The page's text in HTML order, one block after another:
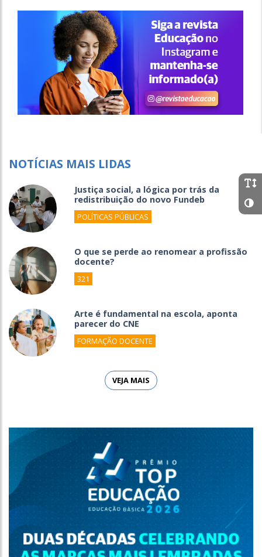
NOTÍCIAS MAIS LIDAS
Justiça social, a lógica por trás da
redistribuição do novo Fundeb
POLÍTICAS PÚBLICAS
O que se perde ao renomear a profissão
docente?
321
Arte é fundamental na escola, aponta
parecer do CNE
FORMAÇÃO DOCENTE
VEJA MAIS